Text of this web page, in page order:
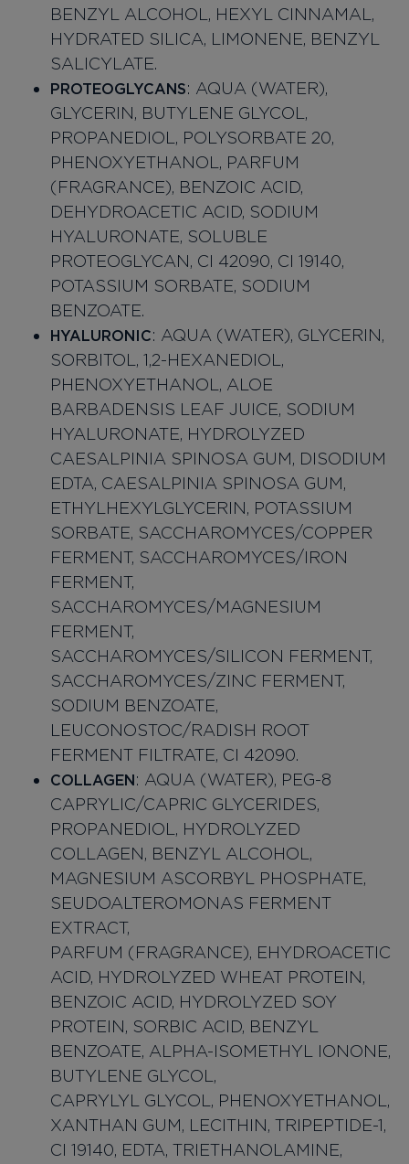
BENZYL ALCOHOL, HEXYL CINNAMAL,
HYDRATED SILICA, LIMONENE, BENZYL
SALICYLATE.
PROTEOGLYCANS: AQUA (WATER),
GLYCERIN, BUTYLENE GLYCOL,
PROPANEDIOL, POLYSORBATE 20,
PHENOXYETHANOL, PARFUM
(FRAGRANCE), BENZOIC ACID,
DEHYDROACETIC ACID, SODIUM
HYALURONATE, SOLUBLE
PROTEOGLYCAN, CI 42090, CI 19140,
POTASSIUM SORBATE, SODIUM
BENZOATE.
HYALURONIC: AQUA (WATER), GLYCERIN,
SORBITOL, 1,2-HEXANEDIOL,
PHENOXYETHANOL, ALOE
BARBADENSIS LEAF JUICE, SODIUM
HYALURONATE, HYDROLYZED
CAESALPINIA SPINOSA GUM, DISODIUM
EDTA, CAESALPINIA SPINOSA GUM,
ETHYLHEXYLGLYCERIN, POTASSIUM
SORBATE, SACCHAROMYCES/COPPER
FERMENT, SACCHAROMYCES/IRON
FERMENT,
SACCHAROMYCES/MAGNESIUM
FERMENT,
SACCHAROMYCES/SILICON FERMENT,
SACCHAROMYCES/ZINC FERMENT,
SODIUM BENZOATE,
LEUCONOSTOC/RADISH ROOT
FERMENT FILTRATE, CI 42090.
COLLAGEN: AQUA (WATER), PEG-8
CAPRYLIC/CAPRIC GLYCERIDES,
PROPANEDIOL, HYDROLYZED
COLLAGEN, BENZYL ALCOHOL,
MAGNESIUM ASCORBYL PHOSPHATE,
SEUDOALTEROMONAS FERMENT
PARFUM (FRAGRANCE), EHYDROACETIC
ACID, HYDROLYZED WHEAT PROTEIN,
BENZOIC ACID, HYDROLYZED SOY
PROTEIN, SORBIC ACID, BENZYL
BENZOATE, ALPHA-ISOMETHYL IONONE,
BUTYLENE GLYCOL,
CAPRYLYL GLYCOL, PHENOXYETHANOL,
XANTHAN GUM, LECITHIN, TRIPEPTIDE-1,
CI 19140, EDTA, TRIETHANOLAMINE,